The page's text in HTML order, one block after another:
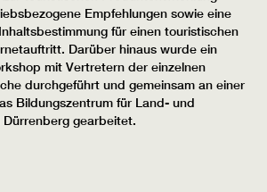
Empfehlungen sowie eine
für einen touristischen
Darüber hinaus wurde ein
mit Vertretern der einzelnen
durchgeführt und gemeinsam an einer
Bildungszentrum für Land- und
gearbeitet.